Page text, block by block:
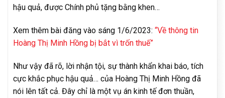
hậu quả, được Chính phủ tặng bằng khen…
Xem thêm bài đăng vào sáng 1/6/2023: “Về thông tin
Hoàng Thị Minh Hồng bị bắt vì trốn thuế”
Như vậy đã rõ, lời nhận tội, sự thành khẩn khai báo, tích
cực khắc phục hậu quả… của Hoàng Thị Minh Hồng đã
nói lên tất cả. Đây chỉ là một vụ án kinh tế đơn thuần,